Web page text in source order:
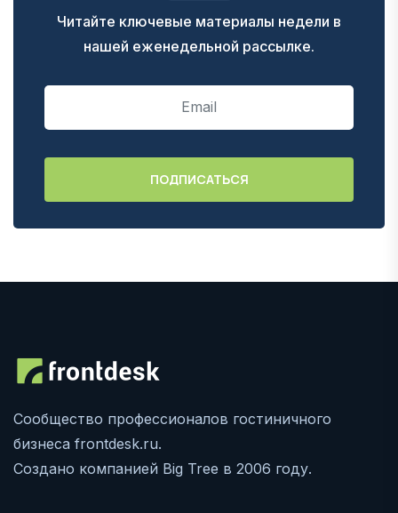
Читайте ключевые материалы недели в
нашей еженедельной рассылке.
Сообщество профессионалов гостиничного
бизнеса frontdesk.ru.
Создано компанией Big Tree в 2006 году.